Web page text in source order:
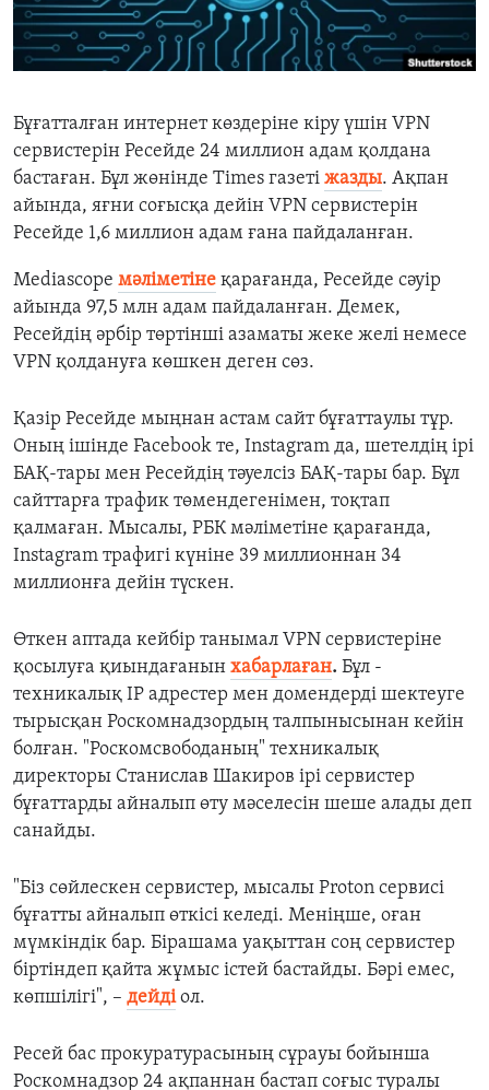
ЖАЗЫЛЫҢЫЗ
Басқа тілдерде
Бұғатталған интернет көздеріне кіру үшін VPN
сервистерін Ресейде 24 миллион адам қолдана
бастаған. Бұл жөнінде Times газеті жазды. Ақпан
айында, яғни соғысқа дейін VPN сервистерін
Ресейде 1,6 миллион адам ғана пайдаланған.
Mediascope мәліметіне қарағанда, Ресейде сәуір
айында 97,5 млн адам пайдаланған. Демек,
Ресейдің әрбір төртінші азаматы жеке желі немесе
VPN қолдануға көшкен деген сөз.
Қазір Ресейде мыңнан астам сайт бұғаттаулы тұр.
Оның ішінде Facebook те, Instagram да, шетелдің ірі
БАҚ-тары мен Ресейдің тәуелсіз БАҚ-тары бар. Бұл
сайттарға трафик төмендегенімен, тоқтап
қалмаған. Мысалы, РБК мәліметіне қарағанда,
Instagram трафигі күніне 39 миллионнан 34
миллионға дейін түскен.
Өткен аптада кейбір танымал VPN сервистеріне
қосылуға қиындағанын хабарлаған. Бұл -
техникалық IP адрестер мен домендерді шектеуге
тырысқан Роскомнадзордың талпынысынан кейін
болған. "Роскомсвободаның" техникалық
директоры Станислав Шакиров ірі сервистер
бұғаттарды айналып өту мәселесін шеше алады деп
санайды.
"Біз сөйлескен сервистер, мысалы Proton сервисі
бұғатты айналып өткісі келеді. Меніңше, оған
мүмкіндік бар. Бірашама уақыттан соң сервистер
біртіндеп қайта жұмыс істей бастайды. Бәрі емес,
көпшілігі", – дейді ол.
Ресей бас прокуратурасының сұрауы бойынша
Роскомнадзор 24 ақпаннан бастап соғыс туралы